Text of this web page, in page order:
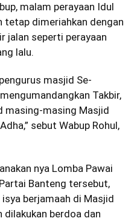
malam perayaan Idul
tetap dimeriahkan dengan
jalan seperti perayaan
lalu.
masjid Se-
Takbir,
masing-masing Masjid
sebut Wabup Rohul,
nya Lomba Pawai
Banteng tersebut,
berjamaah di Masjid
dilakukan berdoa dan